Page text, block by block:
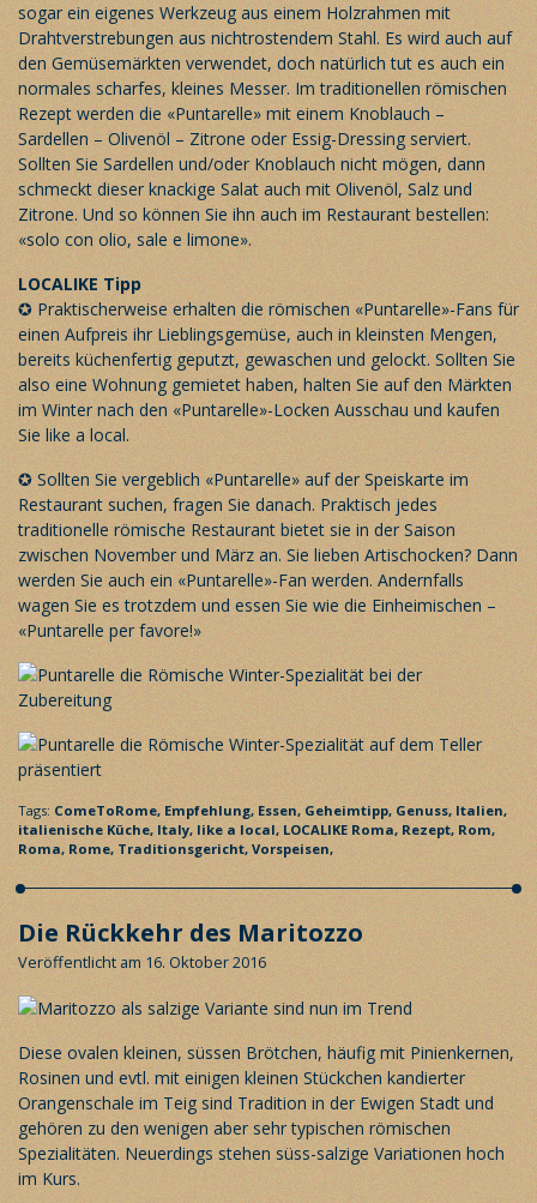
sogar ein eigenes Werkzeug aus einem Holzrahmen mit
Drahtverstrebungen aus nichtrostendem Stahl. Es wird auch auf
den Gemüsemärkten verwendet, doch natürlich tut es auch ein
normales scharfes, kleines Messer. Im traditionellen römischen
Rezept werden die «Puntarelle» mit einem Knoblauch –
Sardellen – Olivenöl – Zitrone oder Essig-Dressing serviert.
Sollten Sie Sardellen und/oder Knoblauch nicht mögen, dann
schmeckt dieser knackige Salat auch mit Olivenöl, Salz und
Zitrone. Und so können Sie ihn auch im Restaurant bestellen:
«solo con olio, sale e limone».
LOCALIKE Tipp
✪ Praktischerweise erhalten die römischen «Puntarelle»-Fans für
einen Aufpreis ihr Lieblingsgemüse, auch in kleinsten Mengen,
bereits küchenfertig geputzt, gewaschen und gelockt. Sollten Sie
also eine Wohnung gemietet haben, halten Sie auf den Märkten
im Winter nach den «Puntarelle»-Locken Ausschau und kaufen
Sie like a local.
✪ Sollten Sie vergeblich «Puntarelle» auf der Speiskarte im
Restaurant suchen, fragen Sie danach. Praktisch jedes
traditionelle römische Restaurant bietet sie in der Saison
zwischen November und März an. Sie lieben Artischocken? Dann
werden Sie auch ein «Puntarelle»-Fan werden. Andernfalls
wagen Sie es trotzdem und essen Sie wie die Einheimischen –
«Puntarelle per favore!»
Tags: ComeToRome, Empfehlung, Essen, Geheimtipp, Genuss, Italien,
italienische Küche, Italy, like a local, LOCALIKE Roma, Rezept, Rom,
Roma, Rome, Traditionsgericht, Vorspeisen,
Die Rückkehr des Maritozzo
Veröffentlicht am 16. Oktober 2016
Diese ovalen kleinen, süssen Brötchen, häufig mit Pinienkernen,
Rosinen und evtl. mit einigen kleinen Stückchen kandierter
Orangenschale im Teig sind Tradition in der Ewigen Stadt und
gehören zu den wenigen aber sehr typischen römischen
Spezialitäten. Neuerdings stehen süss-salzige Variationen hoch
im Kurs.